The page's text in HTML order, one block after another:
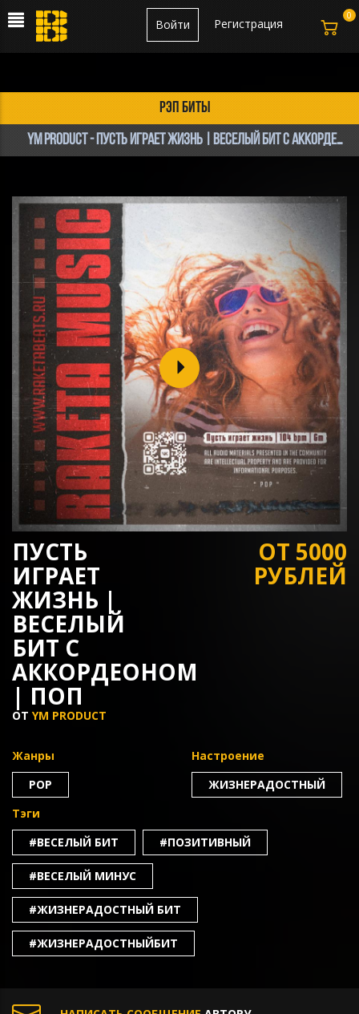
Регистрация
Войти
рэп биты
YM product - Пусть играет жизнь | Веселый бит с аккордеоном | Поп
ПУСТЬ
ИГРАЕТ
ЖИЗНЬ |
ВЕСЕЛЫЙ
БИТ С
АККОРДЕОНОМ
| ПОП
ОТ YM PRODUCT
ОТ 5000
РУБЛЕЙ
Жанры
POP
Настроение
ЖИЗНЕРАДОСТНЫЙ
Тэги
#ВЕСЕЛЫЙ БИТ
#ПОЗИТИВНЫЙ
#ВЕСЕЛЫЙ МИНУС
#ЖИЗНЕРАДОСТНЫЙ БИТ
#ЖИЗНЕРАДОСТНЫЙБИТ
0